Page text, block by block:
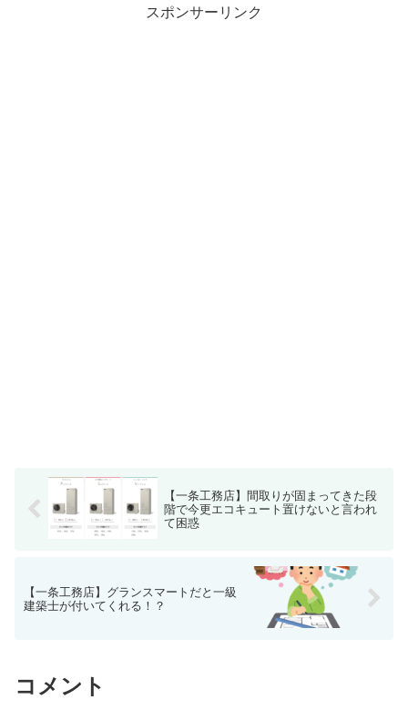
スポンサーリンク
【一条工務店】間取りが固まってきた段
階で今更エコキュート置けないと言われ
て困惑
【一条工務店】グランスマートだと一級
建築士が付いてくれる！？
コメント